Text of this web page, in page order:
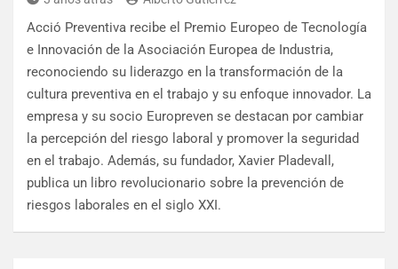
Acció Preventiva recibe el Premio Europeo de Tecnología
e Innovación de la Asociación Europea de Industria,
reconociendo su liderazgo en la transformación de la
cultura preventiva en el trabajo y su enfoque innovador. La
empresa y su socio Europreven se destacan por cambiar
la percepción del riesgo laboral y promover la seguridad
en el trabajo. Además, su fundador, Xavier Pladevall,
publica un libro revolucionario sobre la prevención de
riesgos laborales en el siglo XXI.